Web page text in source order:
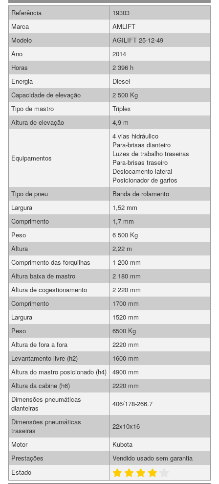
Referência
19303
Marca
AMLIFT
Modelo
AGILIFT 25-12-49
Ano
2014
Horas
2 396 h
Energia
Diesel
Capacidade de elevação
2 500 Kg
Tipo de mastro
Triplex
Altura de elevação
4,9 m
Equipamentos
4 vias hidráulico
Para-brisas dianteiro
Luzes de trabalho traseiras
Para-brisas traseiro
Deslocamento lateral
Posicionador de garfos
Tipo de pneu
Banda de rolamento
Largura
1,52 mm
Comprimento
1,7 mm
Peso
6 500 Kg
Altura
2,22 m
Comprimento das forquilhas
1 200 mm
Altura baixa de mastro
2 180 mm
Altura de cogestionamento
2 220 mm
Comprimento
1700 mm
Largura
1520 mm
Peso
6500 Kg
Altura de fora a fora
2220 mm
Levantamento livre (h2)
1600 mm
Altura do mastro posicionado (h4)
4900 mm
Altura da cabine (h6)
2220 mm
Dimensões pneumáticas
dianteiras
406/178-266.7
Dimensões pneumáticas
traseiras
22x10x16
Motor
Kubota
Prestações
Vendido usado sem garantia
Estado